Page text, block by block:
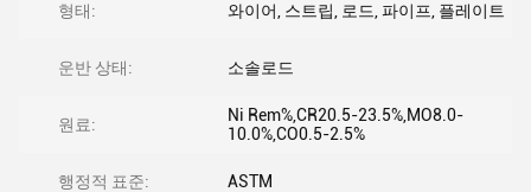
형태: 와이어, 스트립, 로드, 파이프, 플레이트
운반 상태: 소솔로드
원료:
Ni Rem%,CR20.5-23.5%,MO8.0-
10.0%,CO0.5-2.5%
행정적 표준: ASTM